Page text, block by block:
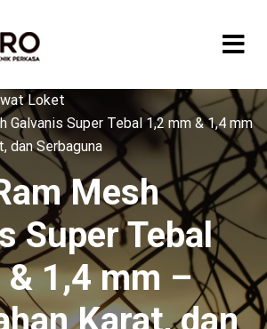
Loket
Galvanis Super Tebal 1,2 mm & 1,4 mm
dan Serbaguna
Mesh
Super Tebal
1,4 mm –
Karat, dan